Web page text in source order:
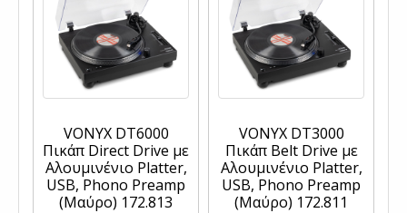
VONYX DT6000
Πικάπ Direct Drive με
Αλουμινένιο Platter,
USB, Phono Preamp
(Μαύρο) 172.813
VONYX DT3000
Πικάπ Belt Drive με
Αλουμινένιο Platter,
USB, Phono Preamp
(Μαύρο) 172.811